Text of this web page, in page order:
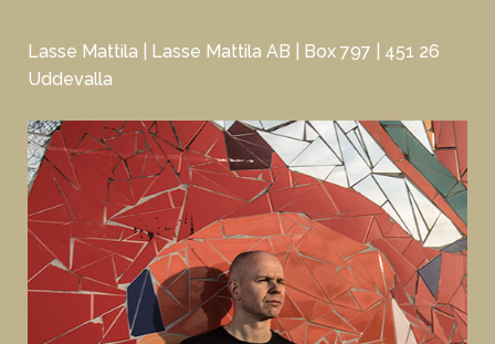
Lasse Mattila | Lasse Mattila AB | Box 797 | 451 26
Uddevalla